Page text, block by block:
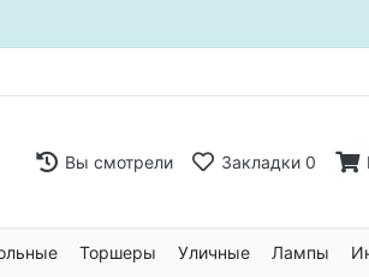
Вы смотрели Закладки 0
Торшеры Уличные Лампы